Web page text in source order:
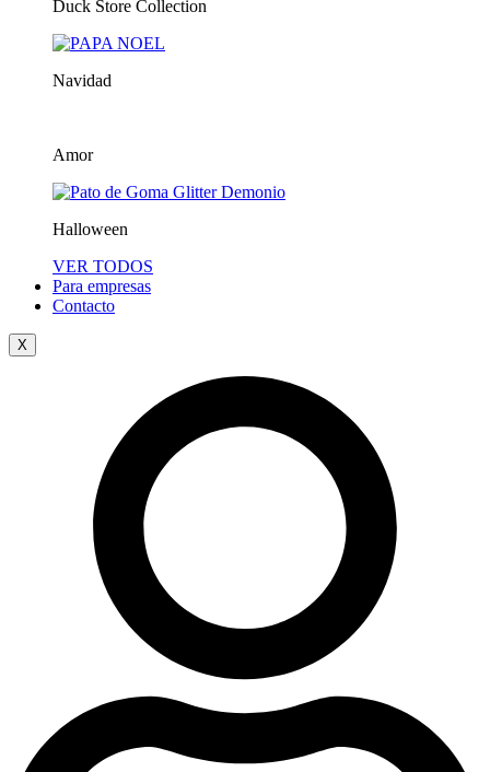
Duck Store Collection
Navidad
Amor
Halloween
VER TODOS
Para empresas
Contacto
X